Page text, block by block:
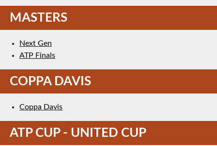
MASTERS
Next Gen
ATP Finals
COPPA DAVIS
Coppa Davis
ATP CUP - UNITED CUP